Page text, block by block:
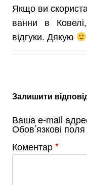
Якщо ви
ванни в
відгуки. Дякую
Залишити
Ваша e-mail
Обов’язкові
Коментар*